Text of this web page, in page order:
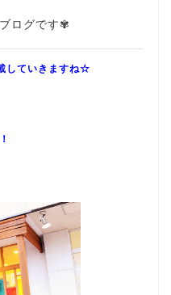
ログです✾
していきますね☆